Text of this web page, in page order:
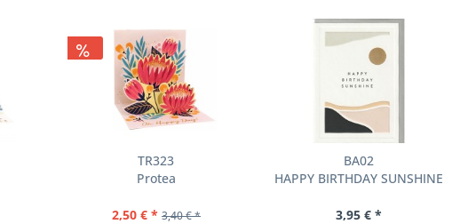
TR323
Protea
2,50 € * 3,40 € *
BA02
HAPPY BIRTHDAY SUNSHINE
3,95 € *